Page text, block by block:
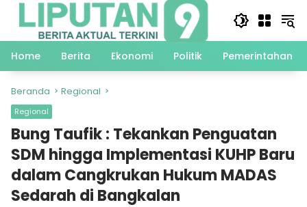
Langsung
Home
Berita Ekonomi Politik Pemerintahan
Beranda Regional
Regional
Bung Taufik : Tekankan Penguatan
SDM hingga Implementasi KUHP Baru
dalam Cangkrukan Hukum MADAS
Sedarah di Bangkalan